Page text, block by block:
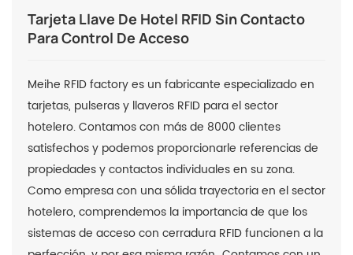
Tarjeta Llave De Hotel RFID Sin Contacto
Para Control De Acceso
Meihe RFID factory es un fabricante especializado en
tarjetas, pulseras y llaveros RFID para el sector
hotelero. Contamos con más de 8000 clientes
satisfechos y podemos proporcionarle referencias de
propiedades y contactos individuales en su zona.
Como empresa con una sólida trayectoria en el sector
hotelero, comprendemos la importancia de que los
sistemas de acceso con cerradura RFID funcionen a la